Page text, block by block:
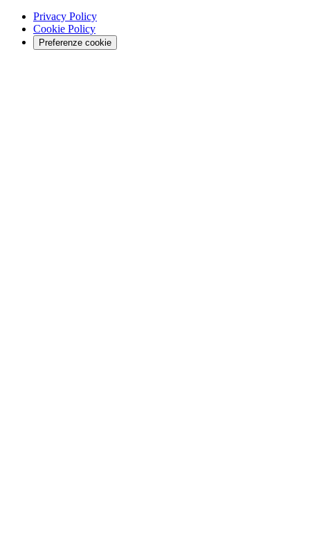
Privacy Policy
Cookie Policy
Preferenze cookie